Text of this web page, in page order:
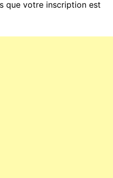
que votre inscription est